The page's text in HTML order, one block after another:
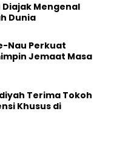
Mengenal
Dunia
Nau Perkuat
Jemaat Masa
Terima Tokoh
Khusus di